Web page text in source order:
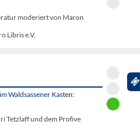
moderiert von Maron
Libris e.V.
Waldsassener Kasten:
Tetzlaff und dem Profive